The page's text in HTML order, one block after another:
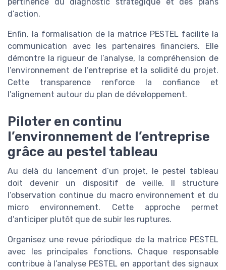
d’action.
Enfin, la formalisation de la matrice PESTEL facilite la
communication avec les partenaires financiers. Elle
démontre la rigueur de l’analyse, la compréhension de
l’environnement de l’entreprise et la solidité du projet.
Cette transparence renforce la confiance et
l’alignement autour du plan de développement.
Piloter en continu
l’environnement de l’entreprise
grâce au pestel tableau
Au delà du lancement d’un projet, le pestel tableau
doit devenir un dispositif de veille. Il structure
l’observation continue du macro environnement et du
micro environnement. Cette approche permet
d’anticiper plutôt que de subir les ruptures.
Organisez une revue périodique de la matrice PESTEL
avec les principales fonctions. Chaque responsable
contribue à l’analyse PESTEL en apportant des signaux